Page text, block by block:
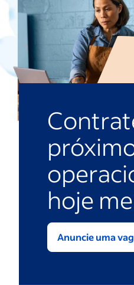
hoje
Anuncie uma